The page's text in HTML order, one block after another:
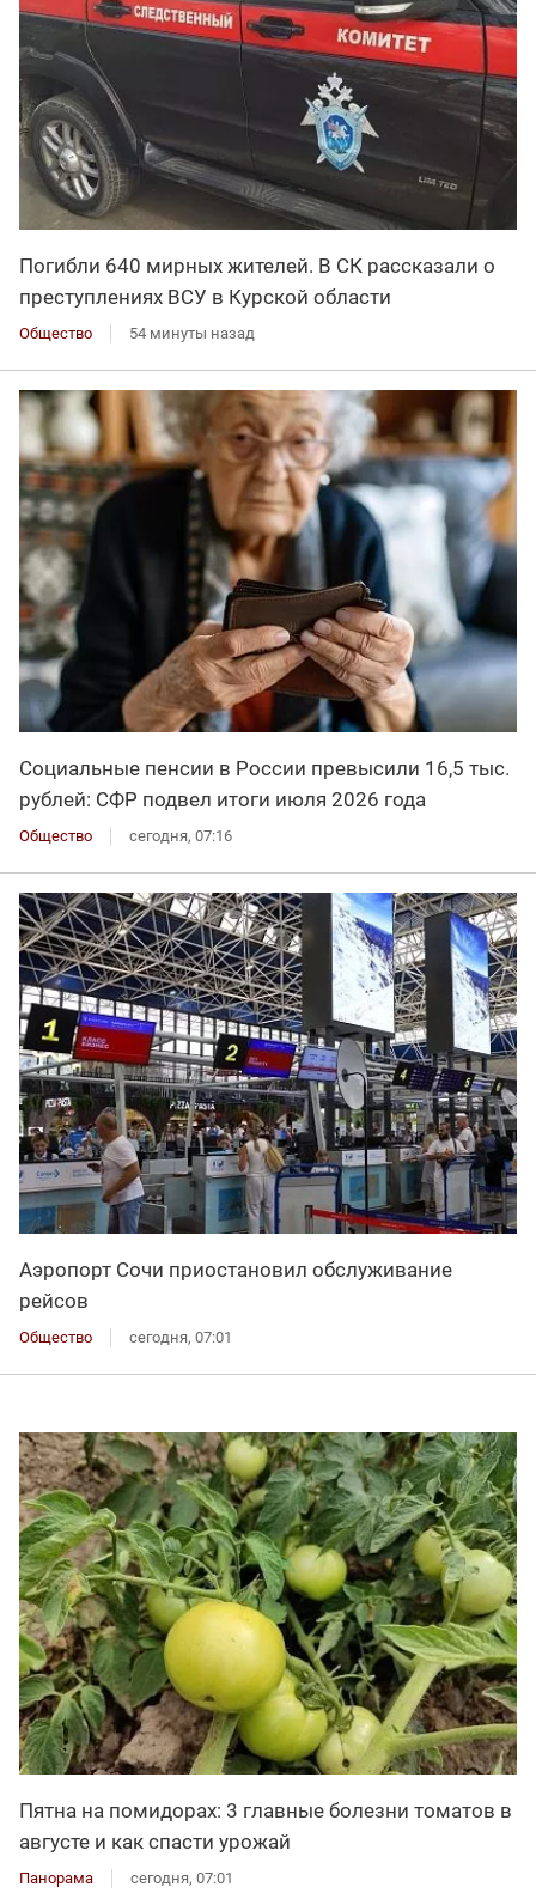
Погибли 640 мирных жителей. В СК рассказали о
преступлениях ВСУ в Курской области
Общество 54 минуты назад
Социальные пенсии в России превысили 16,5 тыс.
рублей: СФР подвел итоги июля 2026 года
Общество сегодня, 07:16
Аэропорт Сочи приостановил обслуживание
рейсов
Общество сегодня, 07:01
Пятна на помидорах: 3 главные болезни томатов в
августе и как спасти урожай
Панорама сегодня, 07:01